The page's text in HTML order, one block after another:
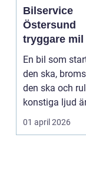
Bilservice
Östersund
tryggare mil
runt
En bil som
den ska,
den ska och
konstiga ljud
självklar...
01 april 2026